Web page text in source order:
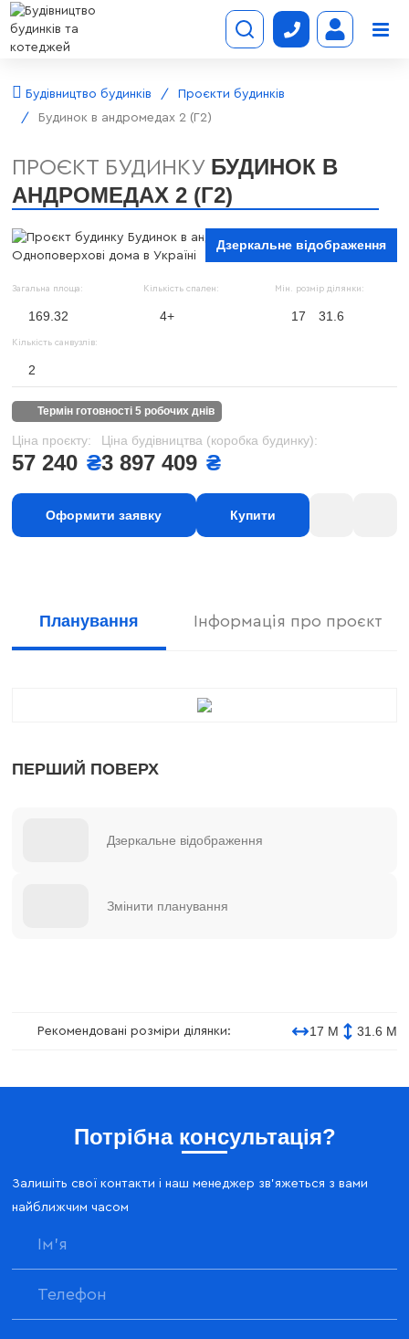
Будівництво будинків
Проєкти будинків
Будинок в андромедах 2 (Г2)
ПРОЄКТ БУДИНКУ БУДИНОК В
АНДРОМЕДАХ 2 (Г2)
Дзеркальне відображення
Загальна площа:
169.32
Кількість спален:
4+
Мін. розмір ділянки:
17 31.6
Кількість санвузлів:
2
термін готовності 5 робочих днів
Ціна проєкту:
57 240 ₴
Ціна будівництва (коробка будинку):
3 897 409 ₴
Оформити заявку Купити
Планування Інформація про проєкт
ПЕРШИЙ ПОВЕРХ
Дзеркальне відображення
Змінити планування
Рекомендовані розміри ділянки: 17 М 31.6 М
Потрібна консультація?
Залишіть свої контакти і наш менеджер зв'яжеться з вами
найближчим часом